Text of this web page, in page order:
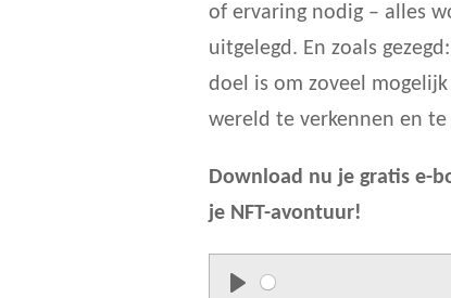
of ervaring nodig – alles
uitgelegd. En zoals
doel is om zoveel
wereld te verkennen en
Download nu je gratis e-
je NFT-avontuur!